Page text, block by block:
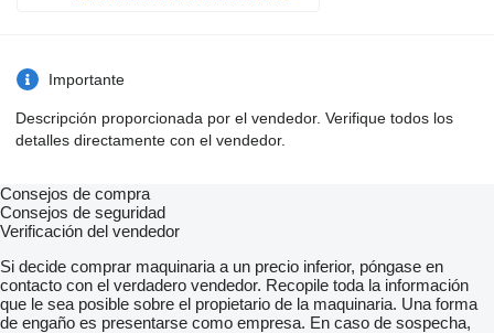
Importante
Descripción proporcionada por el vendedor. Verifique todos los
detalles directamente con el vendedor.
Consejos de compra
Consejos de seguridad
Verificación del vendedor
Si decide comprar maquinaria a un precio inferior, póngase en
contacto con el verdadero vendedor. Recopile toda la información
que le sea posible sobre el propietario de la maquinaria. Una forma
de engaño es presentarse como empresa. En caso de sospecha,